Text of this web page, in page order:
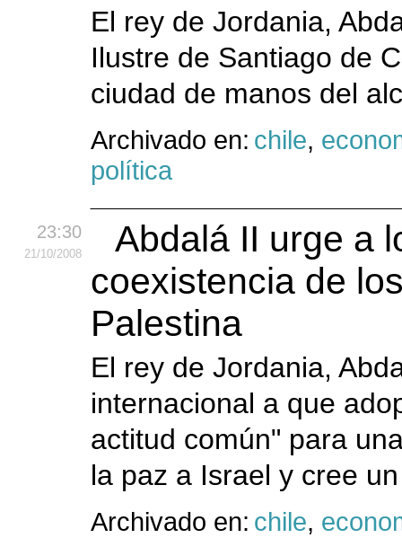
El rey de Jordania,
Ilustre de Santiago de
ciudad de manos del
Archivado en: chile,
política
23:30
21/10/2008
Abdalá II urge a
coexistencia de
Palestina
El rey de Jordania,
internacional a que
actitud común" para
la paz a Israel y cree
Archivado en: chile,